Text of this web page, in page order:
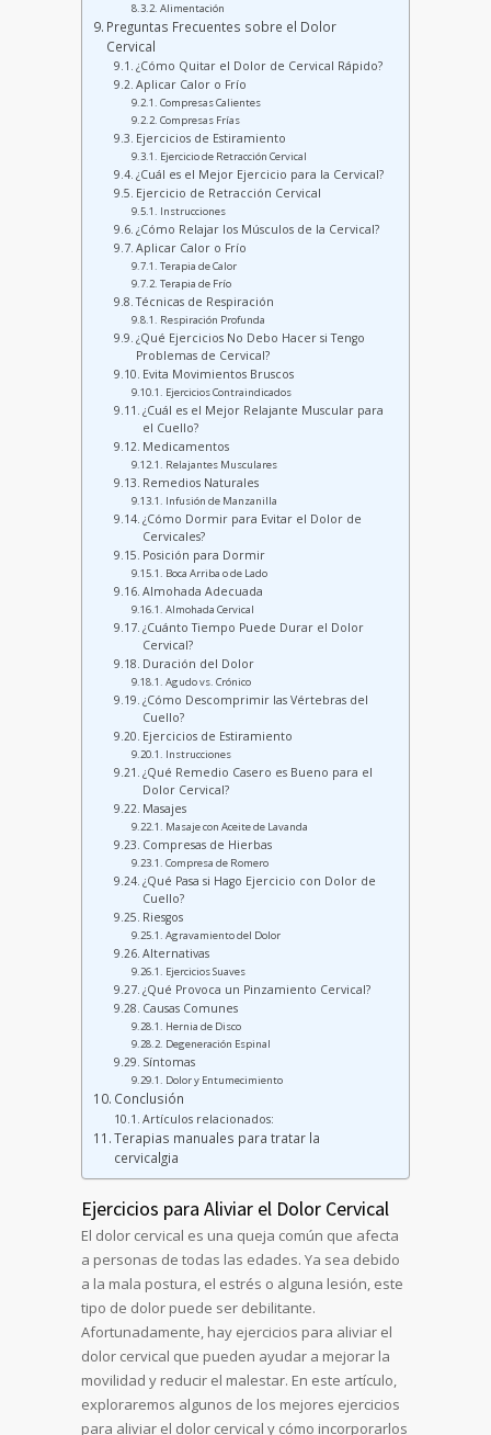
Alimentación
Preguntas Frecuentes sobre el Dolor
Cervical
¿Cómo Quitar el Dolor de Cervical Rápido?
Aplicar Calor o Frío
Compresas Calientes
Compresas Frías
Ejercicios de Estiramiento
Ejercicio de Retracción Cervical
¿Cuál es el Mejor Ejercicio para la Cervical?
Ejercicio de Retracción Cervical
Instrucciones
¿Cómo Relajar los Músculos de la Cervical?
Aplicar Calor o Frío
Terapia de Calor
Terapia de Frío
Técnicas de Respiración
Respiración Profunda
¿Qué Ejercicios No Debo Hacer si Tengo
Problemas de Cervical?
Evita Movimientos Bruscos
Ejercicios Contraindicados
¿Cuál es el Mejor Relajante Muscular para
el Cuello?
Medicamentos
Relajantes Musculares
Remedios Naturales
Infusión de Manzanilla
¿Cómo Dormir para Evitar el Dolor de
Cervicales?
Posición para Dormir
Boca Arriba o de Lado
Almohada Adecuada
Almohada Cervical
¿Cuánto Tiempo Puede Durar el Dolor
Cervical?
Duración del Dolor
Agudo vs. Crónico
¿Cómo Descomprimir las Vértebras del
Cuello?
Ejercicios de Estiramiento
Instrucciones
¿Qué Remedio Casero es Bueno para el
Dolor Cervical?
Masajes
Masaje con Aceite de Lavanda
Compresas de Hierbas
Compresa de Romero
¿Qué Pasa si Hago Ejercicio con Dolor de
Cuello?
Riesgos
Agravamiento del Dolor
Alternativas
Ejercicios Suaves
¿Qué Provoca un Pinzamiento Cervical?
Causas Comunes
Hernia de Disco
Degeneración Espinal
Síntomas
Dolor y Entumecimiento
Conclusión
Artículos relacionados:
Terapias manuales para tratar la
cervicalgia
Ejercicios para Aliviar el Dolor Cervical
El dolor cervical es una queja común que afecta
a personas de todas las edades. Ya sea debido
a la mala postura, el estrés o alguna lesión, este
tipo de dolor puede ser debilitante.
Afortunadamente, hay ejercicios para aliviar el
dolor cervical que pueden ayudar a mejorar la
movilidad y reducir el malestar. En este artículo,
exploraremos algunos de los mejores ejercicios
para aliviar el dolor cervical y cómo incorporarlos